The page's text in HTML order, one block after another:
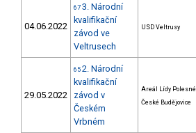
04.06.2022
67 3. Národní
kvalifikační
závod ve
Veltrusech
USD Veltrusy
29.05.2022
65 2. Národní
kvalifikační
závod v
Českém
Vrbném
Areál Lídy Polesné
České Budějovice